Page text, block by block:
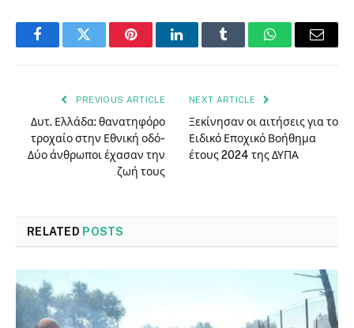
FacebookTwitter PinterestLinkedInTumblr WhatsAppEmail
PREVIOUS ARTICLE
Δυτ. Ελλάδα: θανατηφόρο
τροχαίο στην Εθνική οδό-
Δύο άνθρωποι έχασαν την
ζωή τους
NEXT ARTICLE
Ξεκίνησαν οι αιτήσεις για το
Ειδικό Εποχικό Βοήθημα
έτους 2024 της ΔΥΠΑ
RELATED POSTS